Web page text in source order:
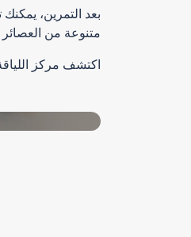
بعد التمرين،
متنوعة من
اكتشف مركز